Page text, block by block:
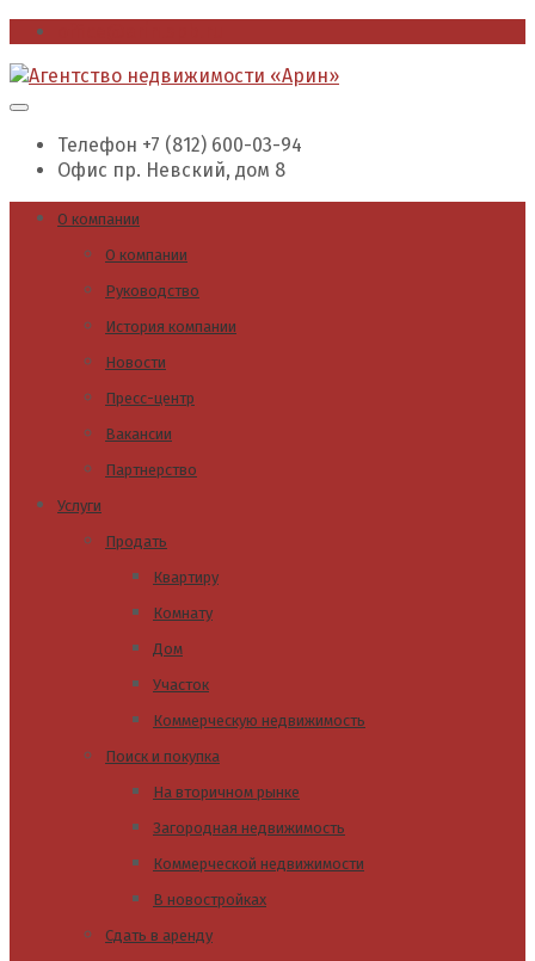
Телефон +7 (812) 600-03-94
Офис пр. Невский, дом 8
О компании
О компании
Руководство
История компании
Новости
Пресс-центр
Вакансии
Партнерство
Услуги
Продать
Квартиру
Комнату
Дом
Участок
Коммерческую недвижимость
Поиск и покупка
На вторичном рынке
Загородная недвижимость
Коммерческой недвижимости
В новостройках
Сдать в аренду